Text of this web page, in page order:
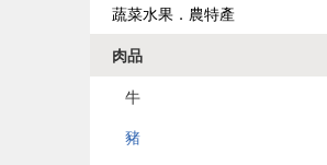
蔬菜水果．農特產
肉品
牛
豬